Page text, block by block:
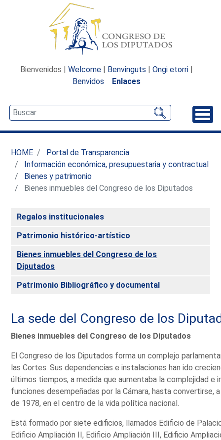
Bienvenidos | Welcome | Benvinguts | Ongi etorri |
Benvidos
Enlaces
HOME
Portal de Transparencia
Información económica, presupuestaria y contractual
Bienes y patrimonio
Bienes inmuebles del Congreso de los Diputados
Regalos institucionales
Patrimonio histórico-artístico
Bienes inmuebles del Congreso de los
Diputados
Patrimonio Bibliográfico y documental
La sede del Congreso de los
Bienes inmuebles del Congreso de los Diputados
El Congreso de los Diputados forma un complejo
las Cortes. Sus dependencias e instalaciones han ido
últimos tiempos, a medida que aumentaba la complejidad e
funciones desempeñadas por la Cámara, hasta convertirse,
de 1978, en el centro de la vida política nacional.
Está formado por siete edificios, llamados Edificio de
Edificio Ampliación II, Edificio Ampliación III, Edificio